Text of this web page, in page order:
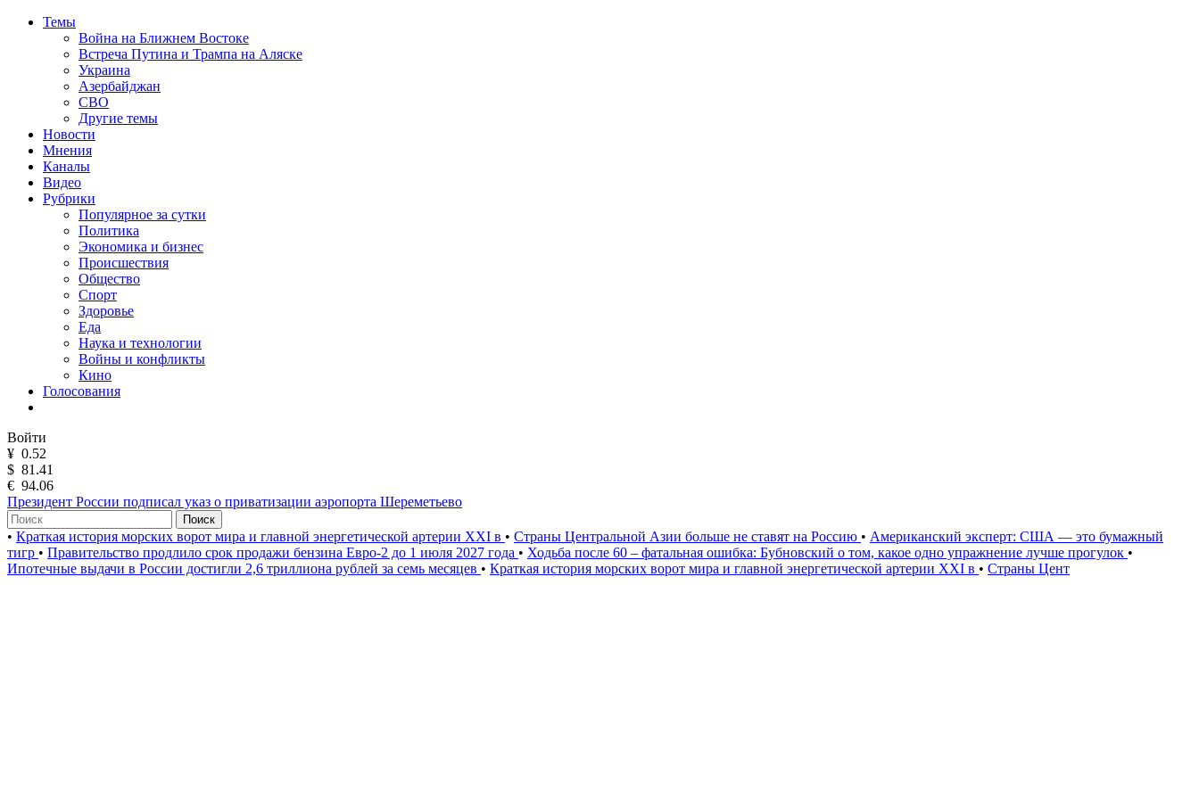
Темы
Война на Ближнем Востоке
Встреча Путина и Трампа на Аляске
Украина
Азербайджан
СВО
Другие темы
Новости
Мнения
Каналы
Видео
Рубрики
Популярное за сутки
Политика
Экономика и бизнес
Происшествия
Общество
Спорт
Здоровье
Еда
Наука и технологии
Войны и конфликты
Кино
Голосования
Войти
¥ 0.52
$ 81.41
€ 94.06
Президент России подписал указ о приватизации аэропорта Шереметьево
Поиск
• Краткая история морских ворот мира и главной энергетической артерии XXI в • Страны Центральной Азии больше не ставят на Россию • Американский эксперт: США — это бумажный
тигр • Правительство продлило срок продажи бензина Евро-2 до 1 июля 2027 года • Ходьба после 60 – фатальная ошибка: Бубновский о том, какое одно упражнение лучше прогулок •
Ипотечные выдачи в России достигли 2,6 триллиона рублей за семь месяцев • Краткая история морских ворот мира и главной энергетической артерии XXI в • Страны Цент